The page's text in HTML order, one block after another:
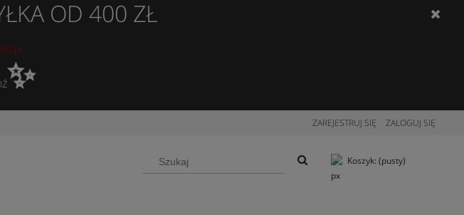
OD 400 ZŁ
✨
ZAREJESTRUJ SIĘ ZALOGUJ SIĘ
Koszyk: (pusty)